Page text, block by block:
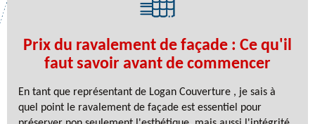
Prix du ravalement de façade : Ce qu'il
faut savoir avant de commencer
En tant que représentant de Logan Couverture , je sais à
quel point le ravalement de façade est essentiel pour